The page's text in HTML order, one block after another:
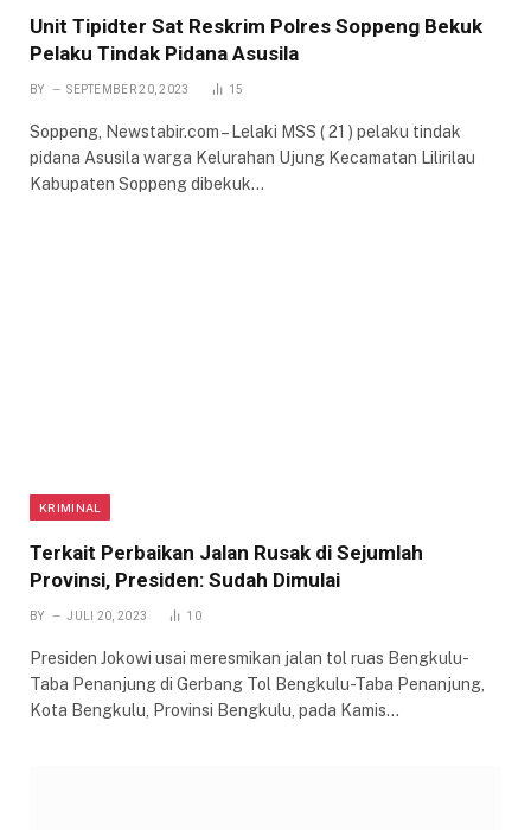
Unit Tipidter Sat Reskrim Polres Soppeng Bekuk
Pelaku Tindak Pidana Asusila
BY SEPTEMBER 20, 2023 15
Soppeng, Newstabir.com – Lelaki MSS ( 21 ) pelaku tindak
pidana Asusila warga Kelurahan Ujung Kecamatan Lilirilau
Kabupaten Soppeng dibekuk…
KRIMINAL
Terkait Perbaikan Jalan Rusak di Sejumlah
Provinsi, Presiden: Sudah Dimulai
BY JULI 20, 2023 10
Presiden Jokowi usai meresmikan jalan tol ruas Bengkulu-
Taba Penanjung di Gerbang Tol Bengkulu-Taba Penanjung,
Kota Bengkulu, Provinsi Bengkulu, pada Kamis…